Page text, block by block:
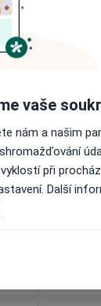
Kč
7
vaše
nám a našim
při
Další